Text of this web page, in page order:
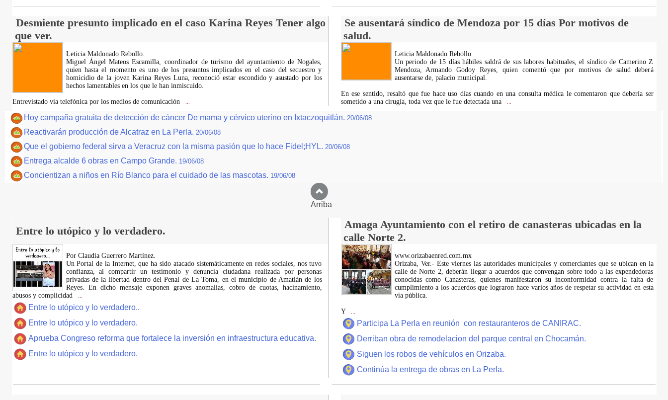
Desmiente presunto implicado en el caso Karina Reyes Tener algo
que ver.
Se ausentará síndico de Mendoza por 15 días Por motivos de
salud.
Leticia Maldonado Rebollo.
Miguel Ángel Mateos Escamilla, coordinador de turismo del ayuntamiento de Nogales,
quien hasta el momento es uno de los presuntos implicados en el caso del secuestro y
homicidio de la joven Karina Reyes Luna, reconoció estar escondido y asustado por los
hechos lamentables en los que le han inmiscuido.
Entrevistado vía telefónica por los medios de comunicación
Leticia Maldonado Rebollo
Un periodo de 15 días hábiles saldrá de sus labores habituales, el síndico de Camerino Z
Mendoza, Armando Godoy Reyes, quien comentó que por motivos de salud deberá
ausentarse de, palacio municipal.
En ese sentido, resaltó que fue hace uso días cuando en una consulta médica le comentaron que debería ser
sometido a una cirugía, toda vez que le fue detectada una
Hoy campaña gratuita de detección de cáncer De mama y cérvico uterino en Ixtaczoquitlán. 20/06/08
Reactivarán producción de Alcatraz en La Perla. 20/06/08
Que el gobierno federal sirva a Veracruz con la misma pasión que lo hace Fidel;HYL. 20/06/08
Entrega alcalde 6 obras en Campo Grande. 19/06/08
Concientizan a niños en Río Blanco para el cuidado de las mascotas. 19/06/08
Arriba
Entre lo utópico y lo verdadero.
Amaga Ayuntamiento con el retiro de canasteras ubicadas en la
calle Norte 2.
Por Claudia Guerrero Martínez.
​Un Portal de la Internet, que ha sido atacado sistemáticamente en redes sociales, nos tuvo
confianza, al compartir un testimonio y denuncia ciudadana realizada por personas
privadas de la libertad dentro del Penal de La Toma, en el municipio de Amatlán de los
Reyes. En dicho mensaje exponen graves anomalías, cobro de cuotas, hacinamiento,
abusos y complicidad
Entre lo utópico y lo verdadero..
Entre lo utópico y lo verdadero.
Aprueba Congreso reforma que fortalece la inversión en infraestructura educativa.
Entre lo utópico y lo verdadero.
www.orizabaenred.com.mx
Orizaba, Ver.- Este viernes las autoridades municipales y comerciantes que se ubican en la
calle de Norte 2, deberán llegar a acuerdos que convengan sobre todo a las expendedoras
conocidas como Canasteras, quienes manifestaron su inconformidad contra la falta de
cumplimiento a los acuerdos que lograron hace varios años de respetar su actividad en esta
vía pública.
Y
Participa La Perla en reunión con restauranteros de CANIRAC.
Derriban obra de remodelacion del parque central en Chocamán.
Siguen los robos de vehículos en Orizaba.
Continúa la entrega de obras en La Perla.